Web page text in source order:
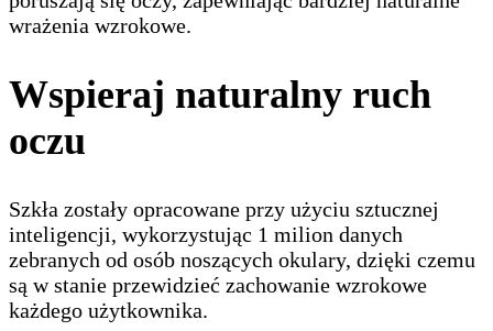
wrażenia wzrokowe.
Wspieraj naturalny ruch
oczu
Szkła zostały opracowane przy użyciu sztucznej
inteligencji, wykorzystując 1 milion danych
zebranych od osób noszących okulary, dzięki czemu
są w stanie przewidzieć zachowanie wzrokowe
każdego użytkownika.